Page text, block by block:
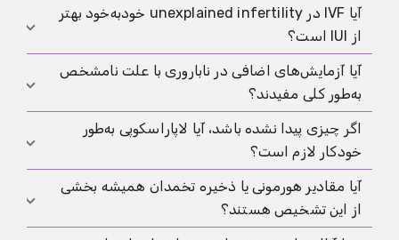
باشد. ASRM معمولاً در نبود علائم هشدار دیگر ارزیابی را
پس از 12 ماه، در زنان 35 سال و بالاتر اغلب پس از 6 ماه،
و در زنان بالای 40 سال معمولاً بدون انتظار طولانی توصیه
می‌کند.
اغلب بله، اما نه همیشه. برای بعضی زوج‌ها منطقی است
و برای بعضی دیگر، عامل زمان یا وضعیت کلی حرکت
سریع‌تر به سمت IVF را توجیه می‌کند.
آیا IVF در unexplained infertility خودبه‌خود بهتر
از IUI است؟
نه به‌صورت خودکار. IVF معمولاً شانس هر سیکل را بیشتر
افزایش می‌دهد، اما پرهزینه‌تر و سنگین‌تر هم هست. اینکه
کدام راه منطقی‌تر است، به وضعیت شروع شما بستگی
دارد.
آیا آزمایش‌های اضافی در ناباروری با علت نامشخص
به‌طور کلی مفیدند؟
نه لزوماً. بسیاری از آزمایش‌های اضافی برای استفاده
روتین اثبات نشده‌اند. فقط زمانی مفید هستند که یک
تصمیم درمانی مشخص را تغییر دهند.
اگر چیزی پیدا نشده باشد، آیا لاپاراسکوپی به‌طور
خودکار لازم است؟
نه. لاپاراسکوپی در برخی شرایط ممکن است مفید باشد،
آیا مقادیر هورمونی یا ذخیره تخمدان همیشه بخشی
از این تشخیص هستند؟